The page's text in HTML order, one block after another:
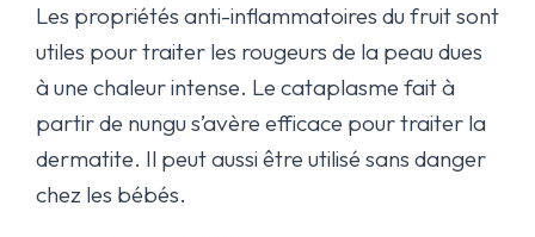
Les propriétés anti-inflammatoires du fruit sont
utiles pour traiter les rougeurs de la peau dues
à une chaleur intense. Le cataplasme fait à
partir de nungu s’avère efficace pour traiter la
dermatite. Il peut aussi être utilisé sans danger
chez les bébés.